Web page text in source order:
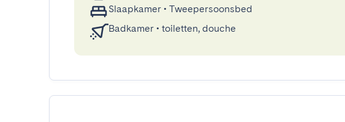
Slaapkamer • Tweepersoonsbed
Badkamer • toiletten, douche